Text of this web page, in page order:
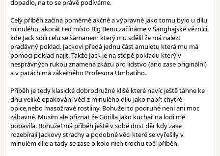
dopadlo, na to se právě podíváme.
Celý příběh začíná poměrně akčně a výpravně jako tomu bylo u dílu
minulého, akorát teď místo Big Benu začínáme v Šanghajské věznici,
kde Jack sdílí celu se šamanem který mu sdělil že má nalézt
pradávný poklad. Jackovi předá jednu část amuletu která mu má
pomoci poklad najít. Takže Jack je na stopě pokladu který v
nesprávných rukou znamená zkázu pro lidstvo (ano zase originální)
a v patách má zákeřného Profesora Umbatiho.
Příběh je tedy klasické dobrodružné klišé které navíc ještě táhne ke
dnu veliké opakování věcí z minulého dílu jako např: chytré
opice,nebo masožravé rostliny. Bohužel to podruhé není ani moc
zábavné. Musím ale přiznat že Gorilla jako kuchař na lodi mě
pobavila. Bohužel má příběh ještě v sobě dost děr kdy zase
rozebírají Jackovy strachy a podobné věci které se vyřešily v
minulém díle a tady se zase o kolo nich trochu točí příběh.